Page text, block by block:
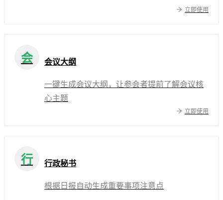
立即使用
会 会议大纲
一键生成会议大纲，让参会者提前了解会议核
心主题
立即使用
行 行政秘书
根据日报自动生成重要事项注意点